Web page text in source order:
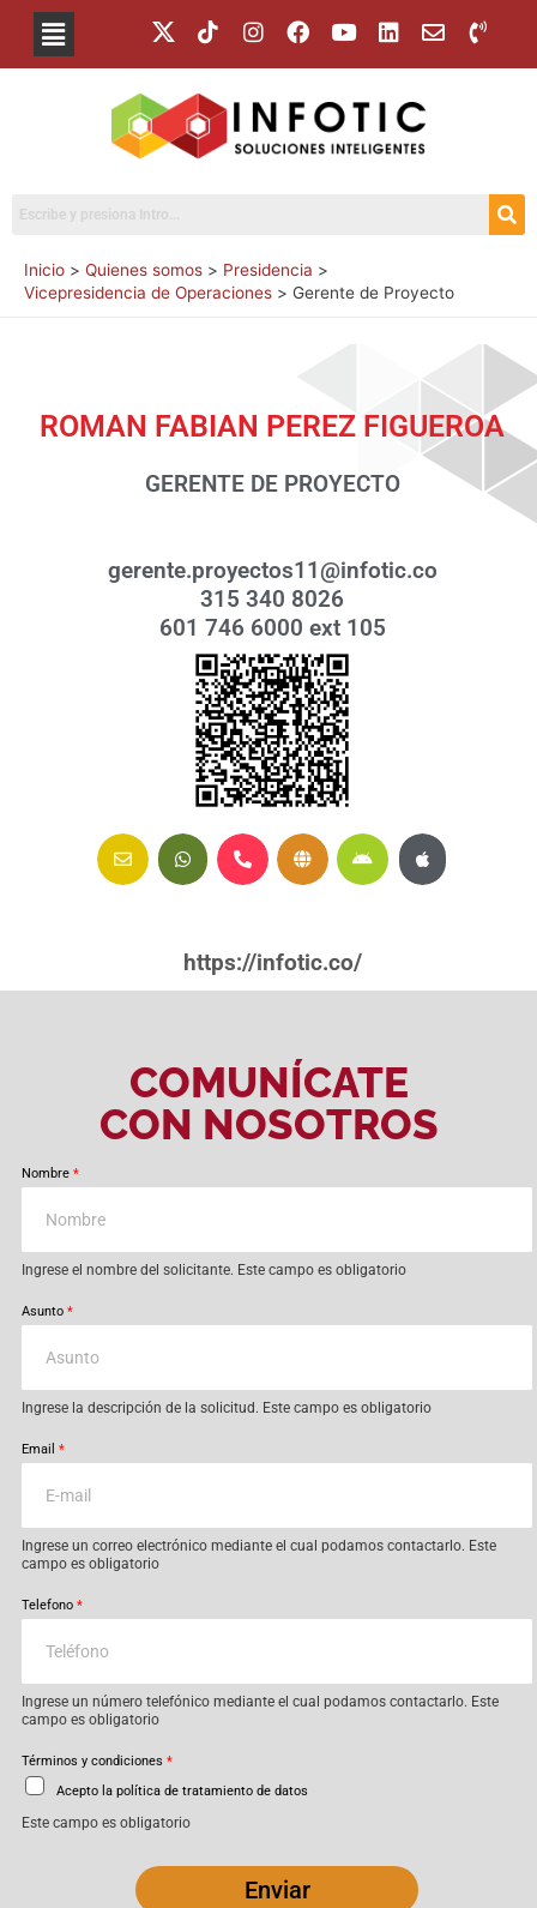
Inicio Quienes somos
Presidencia
Vicepresidencia de Operaciones
Gerente de Proyecto
ROMAN FABIAN PEREZ FIGUEROA
GERENTE DE PROYECTO
gerente.proyectos11@infotic.co
315 340 8026
601 746 6000 ext 105
https://infotic.co/
COMUNÍCATE
CON NOSOTROS
Nombre *
Ingrese el nombre del solicitante. Este campo es obligatorio
Asunto *
Ingrese la descripción de la solicitud. Este campo es obligatorio
Email *
Ingrese un correo electrónico mediante el cual podamos contactarlo. Este
campo es obligatorio
Telefono *
Ingrese un número telefónico mediante el cual podamos contactarlo. Este
campo es obligatorio
Términos y condiciones *
Acepto la política de tratamiento de datos
Este campo es obligatorio
Enviar